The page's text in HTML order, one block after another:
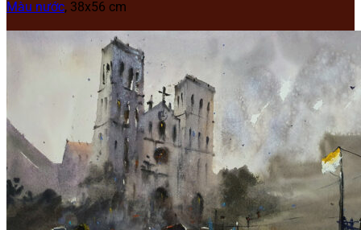
Màu nước, 38x56 cm